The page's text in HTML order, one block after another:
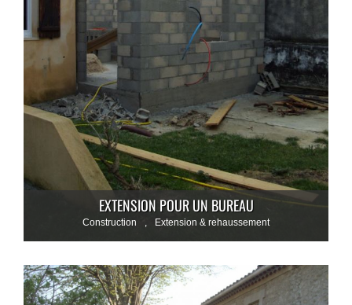
EXTENSION POUR UN BUREAU
Construction Extension & rehaussement